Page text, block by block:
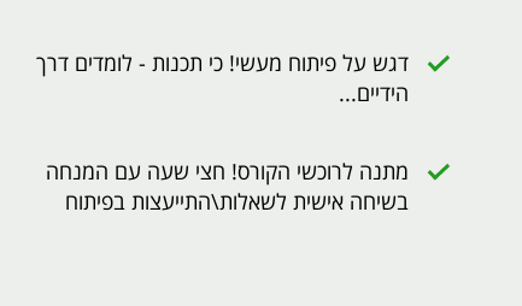
דגש על פיתוח מעשי! כי תכנות - לומדים דרך
הידיים...
מתנה לרוכשי הקורס! חצי שעה עם המנחה
בשיחה אישית לשאלות\התייעצות בפיתוח